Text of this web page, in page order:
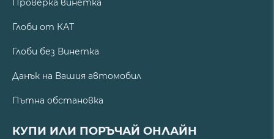
Проверка винетка
Глоби от КАТ
Глоби без Винетка
Данък на Вашия автомобил
Пътна обстановка
КУПИ ИЛИ ПОРЪЧАЙ ОНЛАЙН